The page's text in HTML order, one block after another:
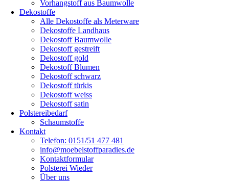
Vorhangstoff aus Baumwolle
Dekostoffe
Alle Dekostoffe als Meterware
Dekostoffe Landhaus
Dekostoff Baumwolle
Dekostoff gestreift
Dekostoff gold
Dekostoff Blumen
Dekostoff schwarz
Dekostoff türkis
Dekostoff weiss
Dekostoff satin
Polstereibedarf
Schaumstoffe
Kontakt
Telefon: 0151/51 477 481
info@moebelstoffparadies.de
Kontaktformular
Polsterei Wieder
Über uns